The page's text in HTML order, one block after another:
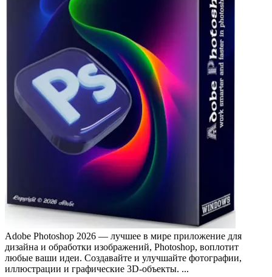
Adobe Photoshop 2026 — лучшее в мире приложение для
дизайна и обработки изображений, Photoshop, воплотит
любые ваши идеи. Создавайте и улучшайте фотографии,
иллюстрации и графические 3D-объекты. ...